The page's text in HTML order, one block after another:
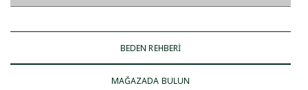
BEDEN REHBERİ
MAĞAZADA BULUN